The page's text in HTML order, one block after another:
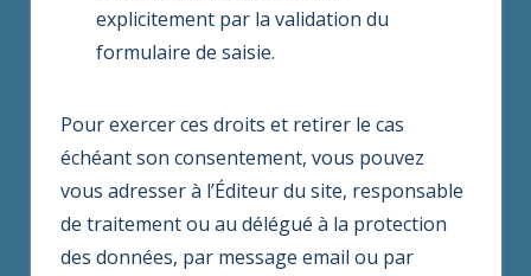
explicitement par la validation du
formulaire de saisie.
Pour exercer ces droits et retirer le cas
échéant son consentement, vous pouvez
vous adresser à l’Éditeur du site, responsable
de traitement ou au délégué à la protection
des données, par message email ou par